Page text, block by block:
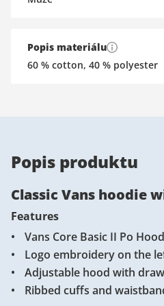
Popis materiálu
60 % cotton, 40 % polyester
Popis produktu
Classic Vans hoodie
Features
Vans Core Basic II Po
Logo embroidery on the
Adjustable hood with
Ribbed cuffs and